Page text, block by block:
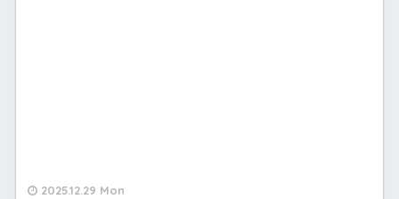
2025.12.29 Mon